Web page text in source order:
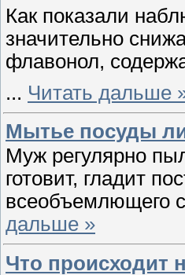
Как показали
значительно
флавонол,
... Читать дальше
Мытье посуды
Муж регулярно
готовит, гладит
всеобъемлющего
дальше »
Что происходит